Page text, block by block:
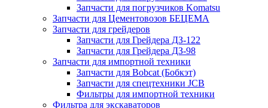
Запчасти для погрузчиков Komatsu
Запчасти для Цементовозов БЕЦЕМА
Запчасти для грейдеров
Запчасти для Грейдера ДЗ-122
Запчасти для Грейдера ДЗ-98
Запчасти для импортной техники
Запчасти для Bobcat (Бобкэт)
Запчасти для спецтехники JCB
Фильтры для импортной техники
Фильтра для экскаваторов